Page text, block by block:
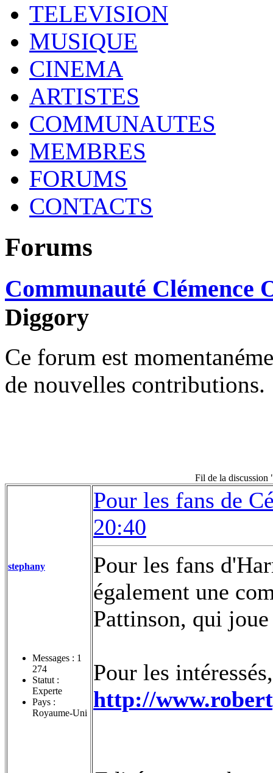
TELEVISION
MUSIQUE
CINEMA
ARTISTES
COMMUNAUTES
MEMBRES
FORUMS
CONTACTS
Forums
Communauté Clémence
Diggory
Ce forum est
de nouvelles contributions.
Fil de la discussion
stephany
Messages : 1
274
Statut :
Experte
Pays :
Royaume-Uni
Pour les fans de
20:40
Pour les fans
également une
Pattinson, qui
Pour les
http://